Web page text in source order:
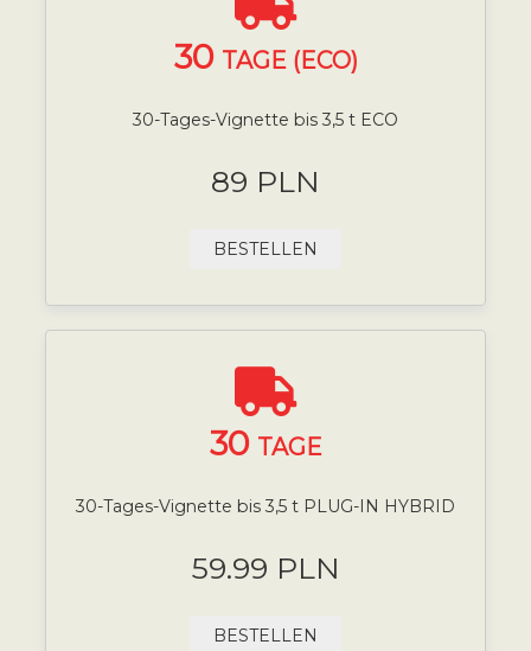
30 TAGE (ECO)
30-Tages-Vignette bis 3,5 t ECO
89 PLN
BESTELLEN
30 TAGE
30-Tages-Vignette bis 3,5 t PLUG-IN HYBRID
59.99 PLN
BESTELLEN